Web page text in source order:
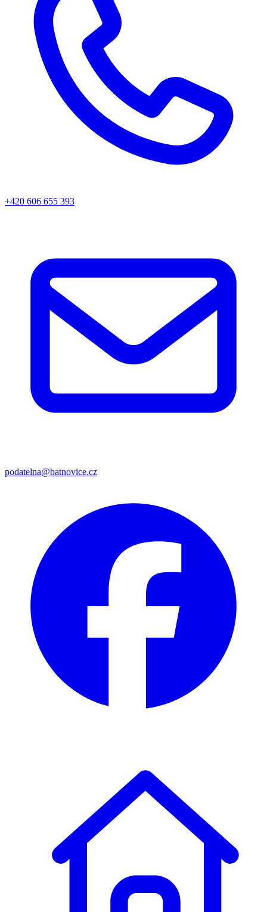
+420 606 655 393
podatelna@batnovice.cz